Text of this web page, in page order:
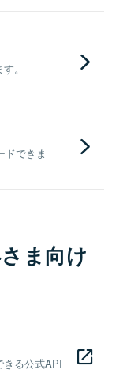
。
ドできま
ま向け
きる公式API